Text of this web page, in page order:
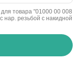
товара "01000 00 008
нар. резьбой с накидной